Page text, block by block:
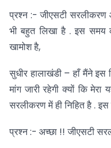
प्रश्न :- जीएसटी
भी बहुत लिखा है . इस
खामोश है,
सुधीर हालाखंडी – हाँ मैंने
मांग जारी रहेगी क्यों कि
सरलीकरण में ही निहित है . इस
प्रश्न :- अच्छा !! जीएसटी सरल